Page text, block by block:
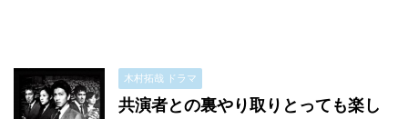
木村拓哉 ドラマ
共演者との裏やり取りとっても楽し